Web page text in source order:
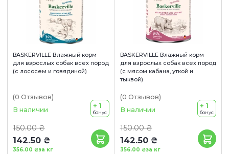
BASKERVILLE Влажный корм
для взрослых собак всех пород
(с лососем и говядиной)
(0 Отзывов)
В наличии
150.00 ₴
142.50 ₴
за кг
356.00 ₴
+ 1
бонус
BASKERVILLE Влажный корм
для взрослых собак всех пород
(с мясом кабана, уткой и
тыквой)
(0 Отзывов)
В наличии
150.00 ₴
142.50 ₴
за кг
356.00 ₴
+ 1
бонус